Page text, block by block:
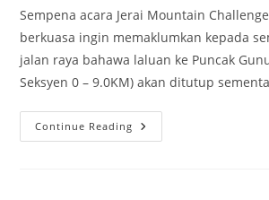
Sempena acara Jerai Mountain
berkuasa ingin memaklumkan kepada
jalan raya bahawa laluan ke Puncak
Seksyen 0 – 9.0KM) akan ditutup
Continue Reading